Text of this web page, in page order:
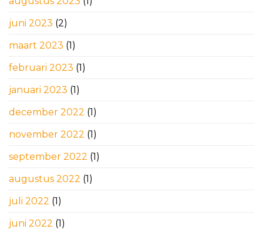
juni 2023 (2)
maart 2023 (1)
februari 2023 (1)
januari 2023 (1)
december 2022 (1)
november 2022 (1)
september 2022 (1)
augustus 2022 (1)
juli 2022 (1)
juni 2022 (1)